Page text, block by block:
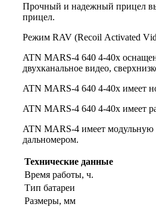
Прочный и надежный прицел
прицел.
Режим RAV (Rесоіl Асtіvаtеd
ATN MARS-4 640 4-40x
двухканальное видео,
ATN MARS-4 640 4-40x имеет
ATN MARS-4 640 4-40x имеет
ATN MARS-4 имеет модульную
дальномером.
Технические данные
Время работы, ч.
Тип батареи
Размеры, мм